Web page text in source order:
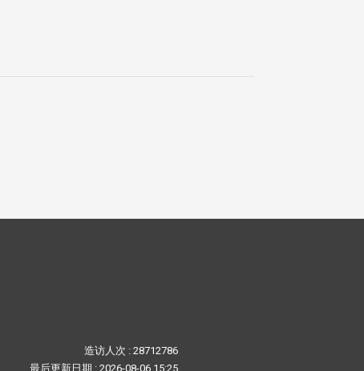
造访人次 : 28712786
最后更新日期 : 2026-08-06 15:25